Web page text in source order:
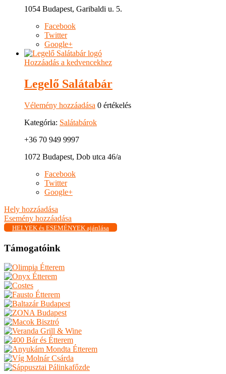
1054 Budapest, Garibaldi u. 5.
Facebook
Twitter
Google+
Hozzáadás a kedvencekhez
Legelő Salátabár
Vélemény hozzáadása 0 értékelés
Kategória: Salátabárok
+36 70 949 9997
1072 Budapest, Dob utca 46/a
Facebook
Twitter
Google+
Hely hozzáadása
Esemény hozzáadása
HELYEK és ESEMÉNYEK ajánlása
Támogatóink